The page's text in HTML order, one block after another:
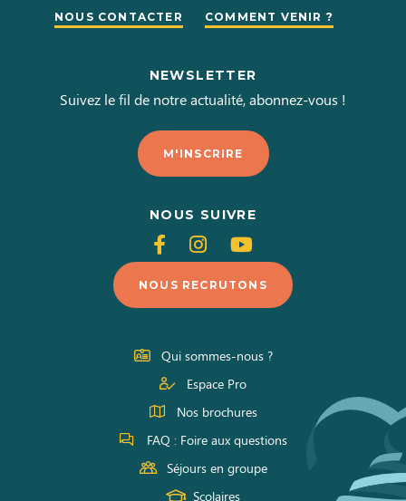
NOUS CONTACTER COMMENT VENIR ?
NEWSLETTER
Suivez le fil de notre actualité, abonnez-vous !
M'INSCRIRE
NOUS SUIVRE
Suivez-
nous
sur
Facebook
Suivez-
nous
sur
Instagram
Suivez-
nous
sur
Youtube
NOUS RECRUTONS
Qui sommes-nous ?
Espace Pro
Nos brochures
FAQ : Foire aux questions
Séjours en groupe
Scolaires